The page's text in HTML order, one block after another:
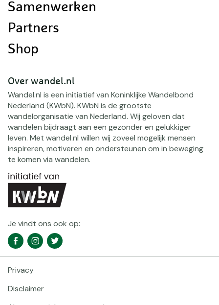
Samenwerken
Partners
Shop
Over wandel.nl
Wandel.nl is een initiatief van Koninklijke Wandelbond
Nederland (KWbN). KWbN is de grootste
wandelorganisatie van Nederland. Wij geloven dat
wandelen bijdraagt aan een gezonder en gelukkiger
leven. Met wandel.nl willen wij zoveel mogelijk mensen
inspireren, motiveren en ondersteunen om in beweging
te komen via wandelen.
Je vindt ons ook op:
Social
media
FacebookInstagramTwitter
Footer
navigatie
Privacy
Disclaimer